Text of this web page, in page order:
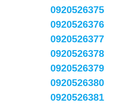
0920526375
0920526376
0920526377
0920526378
0920526379
0920526380
0920526381